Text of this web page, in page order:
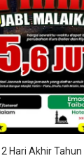
Hari Akhir